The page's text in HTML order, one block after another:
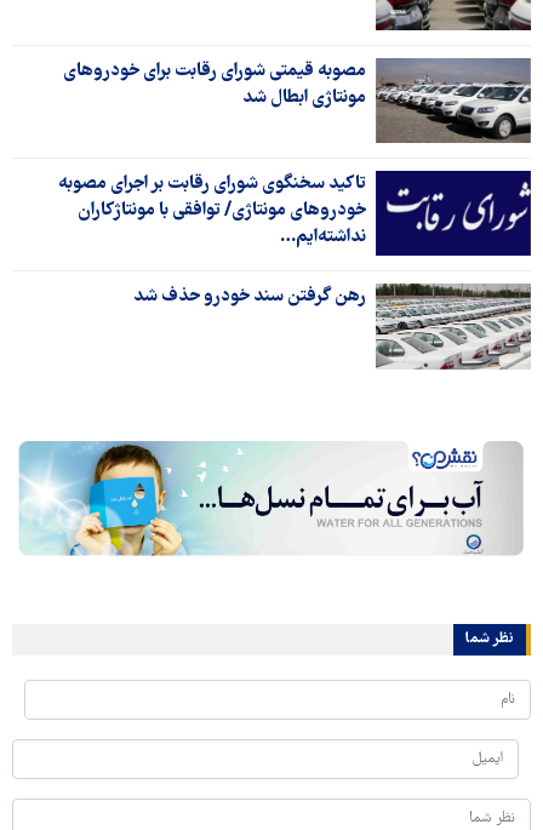
مصوبه قیمتی شورای رقابت برای خودروهای
مونتاژی ابطال شد
تاکید سخنگوی شورای رقابت بر اجرای مصوبه
خودروهای مونتاژی/ توافقی با مونتاژکاران
نداشته‌ایم…
رهن گرفتن سند خودرو حذف شد
نظر شما